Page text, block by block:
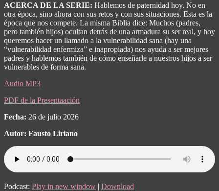
ACERCA DE LA SERIE: Hablemos de paternidad hoy. No en
otra época, sino ahora con sus retos y con sus situaciones. Esta es la
época que nos compete. La misma Biblia dice: Muchos (padres,
pero también hijos) ocultan detrás de una armadura su ser real, y hoy
queremos hacer un llamado a la vulnerabilidad sana (hay una
“vulnerabilidad enfermiza” e inapropiada) nos ayuda a ser mejores
padres y hablemos también de cómo enseñarle a nuestros hijos a ser
vulnerables de forma sana.
Audio MP3
PDF de la Presentaación
Fecha: 26 de julio 2026
Autor: Fausto Liriano
Podcast: Play in new window | Download